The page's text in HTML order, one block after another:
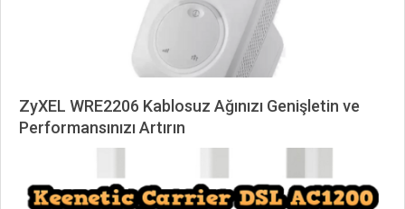
ZyXEL WRE2206 Kablosuz Ağınızı Genişletin ve
Performansınızı Artırın
25